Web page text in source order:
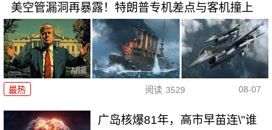
美空管漏洞再暴露！特朗普专机差点与客机撞上
最热 阅读 3529 08-07
广岛核爆81年，高市早苗连\"谁